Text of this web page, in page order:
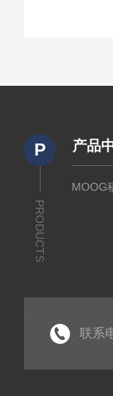
P
PRODUCTS
产品
MOOG
联系